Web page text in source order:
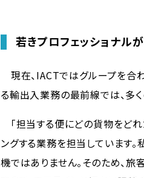
若きプロフェッショナル
現在、IACTではグループを合
る輸出入業務の最前線では、多
「担当する便にどの貨物をど
ングする業務を担当しています
機ではありません。そのため、